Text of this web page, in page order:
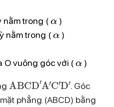
nằm trong (
)
nằm trong (
α
)
O vuông góc với (
)
ABCD A ′ C D
. Góc
phẳng (ABCD) bằng